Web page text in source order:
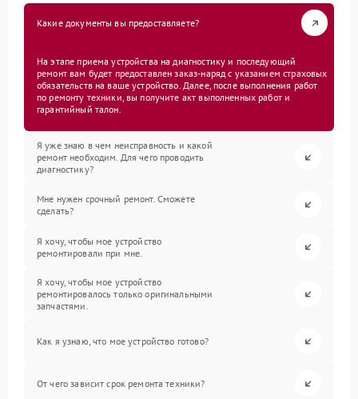
Какие документы вы предоставляете?
На этапе приема устройства на диагностику и последующий
ремонт вам будет предоставлен заказ-наряд с указанием страховых
обязательств на ваше устройство. Далее, после выполнения работ
по ремонту техники, вы получите акт выполненных работ и
гарантийный талон.
Я уже знаю в чем неисправность и какой
ремонт необходим. Для чего проводить
диагностику?
Мне нужен срочный ремонт. Сможете
сделать?
Я хочу, чтобы мое устройство
ремонтировали при мне.
Я хочу, чтобы мое устройство
ремонтировалось только оригинальными
запчастями.
Как я узнаю, что мое устройство готово?
От чего зависит срок ремонта техники?